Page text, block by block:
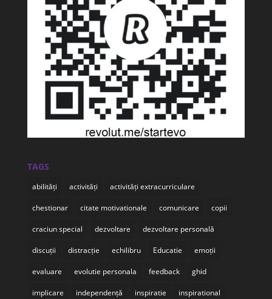
TAGS
abilități activități activități extracurriculare
chestionar citate motivationale comunicare copii
craciun special dezvoltare dezvoltare personală
discuții distracție echilibru Educatie emoții
evaluare evolutie personala feedback ghid
implicare independență inspiratie inspirational